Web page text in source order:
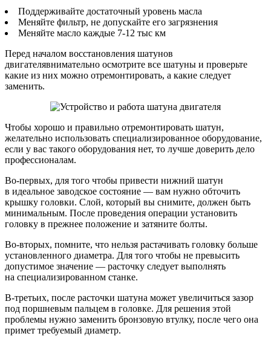
Поддерживайте достаточный уровень масла
Меняйте фильтр, не допускайте его загрязнения
Меняйте масло каждые 7-12 тыс км
Перед началом восстановления шатунов
двигателявнимательно осмотрите все шатуны и проверьте
какие из них можно отремонтировать, а какие следует
заменить.
Чтобы хорошо и правильно отремонтировать шатун,
желательно использовать специализированное оборудование,
если у вас такого оборудования нет, то лучше доверить дело
профессионалам.
Во-первых, для того чтобы привести нижний шатун
в идеальное заводское состояние — вам нужно обточить
крышку головки. Слой, который вы снимите, должен быть
минимальным. После проведения операции установить
головку в прежнее положение и затяните болты.
Во-вторых, помните, что нельзя растачивать головку больше
установленного диаметра. Для того чтобы не превысить
допустимое значение — расточку следует выполнять
на специализированном станке.
В-третьих, после расточки шатуна может увеличиться зазор
под поршневым пальцем в головке. Для решения этой
проблемы нужно заменить бронзовую втулку, после чего она
примет требуемый диаметр.